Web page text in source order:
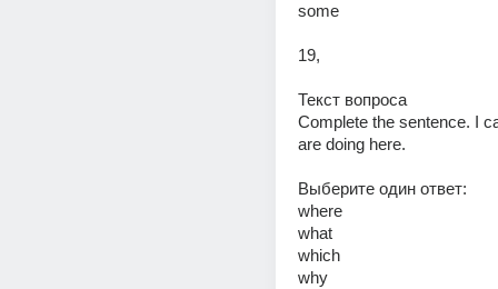
some
19,
Текст вопроса
Complete the sentence. I
are doing here.
Выберите один ответ:
where
what
which
why